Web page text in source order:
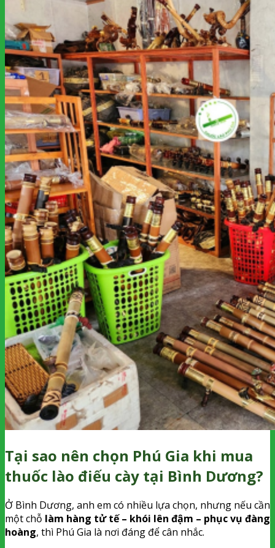
Tại sao nên chọn Phú Gia khi mua
thuốc lào điếu cày tại Bình Dương?
Ở Bình Dương, anh em có nhiều lựa chọn, nhưng nếu cần
một chỗ làm hàng tử tế – khói lên đậm – phục vụ đàng
hoàng, thì Phú Gia là nơi đáng để cân nhắc.